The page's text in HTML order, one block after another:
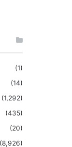
(1)
(14)
(1,292)
(435)
(20)
(8,926)